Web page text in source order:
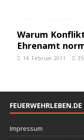
Warum
Ehrenamt
14. Februar 2011 35
FEUERWEHRLEBEN.DE
Impressum